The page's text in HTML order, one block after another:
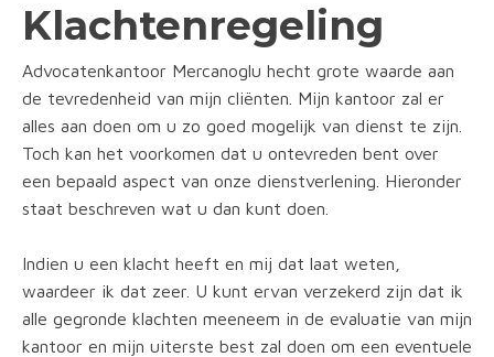
Klachtenregeling
Advocatenkantoor Mercanoglu hecht grote waarde aan
de tevredenheid van mijn cliënten. Mijn kantoor zal er
alles aan doen om u zo goed mogelijk van dienst te zijn.
Toch kan het voorkomen dat u ontevreden bent over
een bepaald aspect van onze dienstverlening. Hieronder
staat beschreven wat u dan kunt doen.
Indien u een klacht heeft en mij dat laat weten,
waardeer ik dat zeer. U kunt ervan verzekerd zijn dat ik
alle gegronde klachten meeneem in de evaluatie van mijn
kantoor en mijn uiterste best zal doen om een eventuele